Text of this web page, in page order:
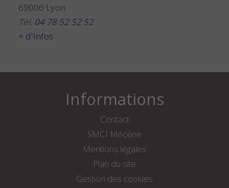
69006 Lyon
Tél. 04 78 52 52 52
+ d'infos
Informations
Contact
SMCI Mécène
Mentions légales
Plan du site
Gestion des cookies